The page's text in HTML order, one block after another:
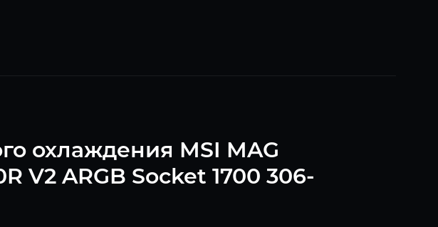
охлаждения MSI MAG
V2 ARGB Socket 1700 306-